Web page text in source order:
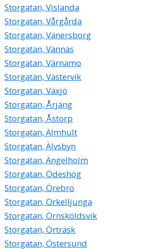
Storgatan, Vislanda
Storgatan, Vårgårda
Storgatan, Vänersborg
Storgatan, Vännäs
Storgatan, Värnamo
Storgatan, Västervik
Storgatan, Växjö
Storgatan, Årjäng
Storgatan, Åstorp
Storgatan, Älmhult
Storgatan, Älvsbyn
Storgatan, Ängelholm
Storgatan, Ödeshög
Storgatan, Örebro
Storgatan, Örkelljunga
Storgatan, Örnsköldsvik
Storgatan, Örträsk
Storgatan, Östersund